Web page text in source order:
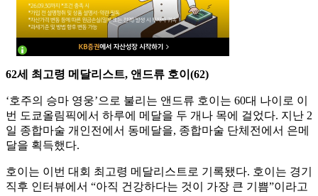
62세 최고령 메달리스트, 앤드류 호이(62)
‘호주의 승마 영웅’으로 불리는 앤드류 호이는 60대 나이로 이
번 도쿄올림픽에서 하루에 메달을 두 개나 목에 걸었다. 지난 2
일 종합마술 개인전에서 동메달을, 종합마술 단체전에서 은메
달을 획득했다.
호이는 이번 대회 최고령 메달리스트로 기록됐다. 호이는 경기
직후 인터뷰에서 “아직 건강하다는 것이 가장 큰 기쁨”이라고